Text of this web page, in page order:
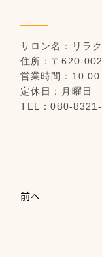
サロン名：リラ
住所：〒620-
営業時間：
定休日：月曜日
TEL：080-
前へ